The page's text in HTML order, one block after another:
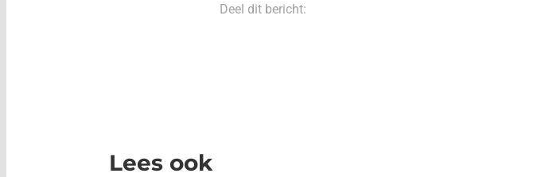
Deel dit bericht:
Lees ook